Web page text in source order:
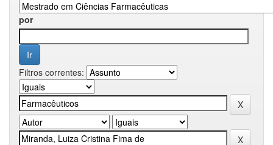
por
Filtros correntes: